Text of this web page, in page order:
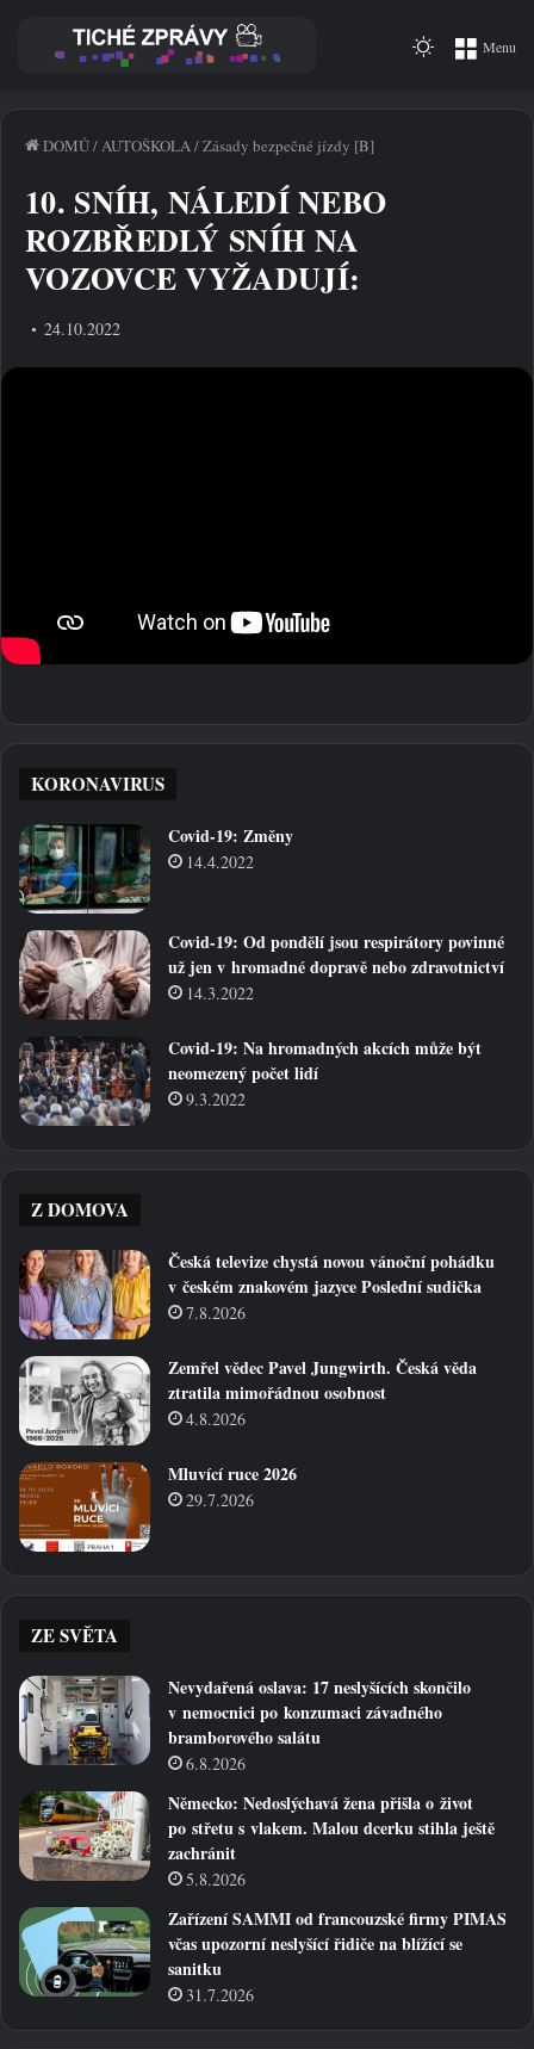
Menu
Switch
DOMŮ/ AUTOŠKOLA /Zásady bezpečné jízdy [B]
10. SNÍH, NÁLEDÍ NEBO
ROZBŘEDLÝ SNÍH NA
VOZOVCE VYŽADUJÍ:
24.10.2022
KORONAVIRUS
Covid-19: Změny
14.4.2022
Covid-19: Od pondělí jsou respirátory povinné
už jen v hromadné dopravě nebo zdravotnictví
14.3.2022
Covid-19: Na hromadných akcích může být
neomezený počet lidí
9.3.2022
Z DOMOVA
Česká televize chystá novou vánoční pohádku
v českém znakovém jazyce Poslední sudička
7.8.2026
Zemřel vědec Pavel Jungwirth. Česká věda
ztratila mimořádnou osobnost
4.8.2026
Mluvící ruce 2026
29.7.2026
ZE SVĚTA
Nevydařená oslava: 17 neslyšících skončilo
v nemocnici po konzumaci závadného
bramborového salátu
6.8.2026
Německo: Nedoslýchavá žena přišla o život
po střetu s vlakem. Malou dcerku stihla ještě
zachránit
5.8.2026
Zařízení SAMMI od francouzské firmy PIMAS
včas upozorní neslyšící řidiče na blížící se
sanitku
31.7.2026